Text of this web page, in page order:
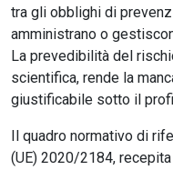
tra gli obblighi di
amministrano o
La prevedibilità del
scientifica, rende la
giustificabile sotto il
Il quadro normativo di
(UE) 2020/2184,